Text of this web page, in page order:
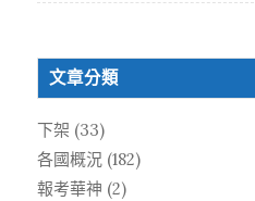
文章分類
下架 (33)
各國概況(182)
報考華神 (2)